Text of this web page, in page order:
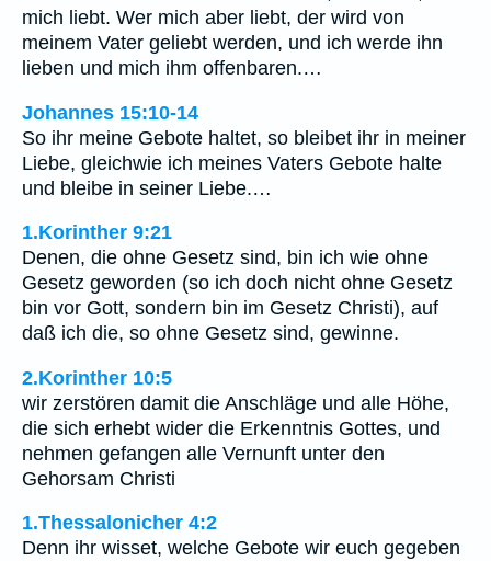
mich liebt. Wer mich aber liebt, der wird von
meinem Vater geliebt werden, und ich werde ihn
lieben und mich ihm offenbaren.…
Johannes 15:10-14
So ihr meine Gebote haltet, so bleibet ihr in meiner
Liebe, gleichwie ich meines Vaters Gebote halte
und bleibe in seiner Liebe.…
1.Korinther 9:21
Denen, die ohne Gesetz sind, bin ich wie ohne
Gesetz geworden (so ich doch nicht ohne Gesetz
bin vor Gott, sondern bin im Gesetz Christi), auf
daß ich die, so ohne Gesetz sind, gewinne.
2.Korinther 10:5
wir zerstören damit die Anschläge und alle Höhe,
die sich erhebt wider die Erkenntnis Gottes, und
nehmen gefangen alle Vernunft unter den
Gehorsam Christi
1.Thessalonicher 4:2
Denn ihr wisset, welche Gebote wir euch gegeben